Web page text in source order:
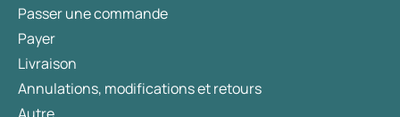
Passer une commande
Payer
Livraison
Annulations, modifications et retours